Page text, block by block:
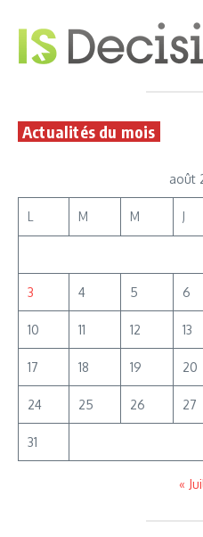
Actualités du mois
août
L M M J
3 4 5 6
10 11 12 13
17 18 19 20
24 25 26 27
31
«